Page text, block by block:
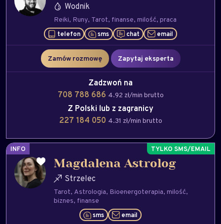
Wodnik
Reiki Runy Tarot finanse milość praca
telefon sms chat email
Zamów rozmowę Zapytaj eksperta
Zadzwoń na
708 788 686 4.92 zł/min brutto
Z Polski lub z zagranicy
227 184 050 4.31 zł/min brutto
INFO
Magdalena Astrolog
Strzelec
Tarot Astrologia Bioenergoterapia milość
biznes finanse
sms email